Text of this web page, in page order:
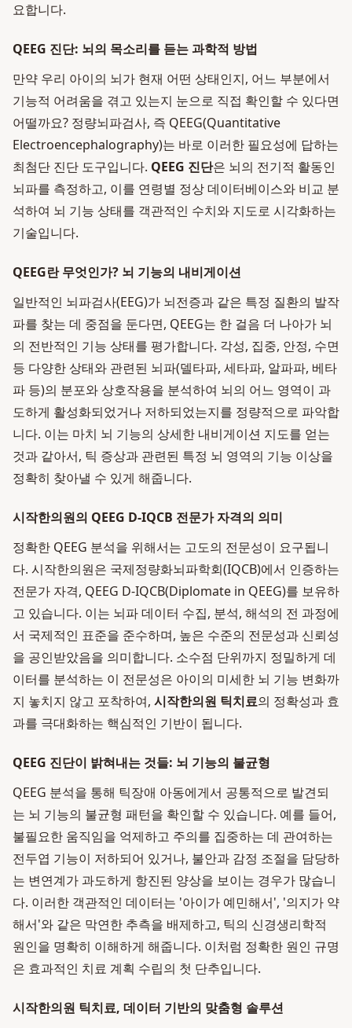
요합니다.
QEEG 진단: 뇌의 목소리를 듣는 과학적 방법
만약 우리 아이의 뇌가 현재 어떤 상태인지, 어느 부분에서
기능적 어려움을 겪고 있는지 눈으로 직접 확인할 수 있다면
어떨까요? 정량뇌파검사, 즉 QEEG(Quantitative
Electroencephalography)는 바로 이러한 필요성에 답하는
최첨단 진단 도구입니다. QEEG 진단은 뇌의 전기적 활동인
뇌파를 측정하고, 이를 연령별 정상 데이터베이스와 비교 분
석하여 뇌 기능 상태를 객관적인 수치와 지도로 시각화하는
기술입니다.
QEEG란 무엇인가? 뇌 기능의 내비게이션
일반적인 뇌파검사(EEG)가 뇌전증과 같은 특정 질환의 발작
파를 찾는 데 중점을 둔다면, QEEG는 한 걸음 더 나아가 뇌
의 전반적인 기능 상태를 평가합니다. 각성, 집중, 안정, 수면
등 다양한 상태와 관련된 뇌파(델타파, 세타파, 알파파, 베타
파 등)의 분포와 상호작용을 분석하여 뇌의 어느 영역이 과
도하게 활성화되었거나 저하되었는지를 정량적으로 파악합
니다. 이는 마치 뇌 기능의 상세한 내비게이션 지도를 얻는
것과 같아서, 틱 증상과 관련된 특정 뇌 영역의 기능 이상을
정확히 찾아낼 수 있게 해줍니다.
시작한의원의 QEEG D-IQCB 전문가 자격의 의미
정확한 QEEG 분석을 위해서는 고도의 전문성이 요구됩니
다. 시작한의원은 국제정량화뇌파학회(IQCB)에서 인증하는
전문가 자격, QEEG D-IQCB(Diplomate in QEEG)를 보유하
고 있습니다. 이는 뇌파 데이터 수집, 분석, 해석의 전 과정에
서 국제적인 표준을 준수하며, 높은 수준의 전문성과 신뢰성
을 공인받았음을 의미합니다. 소수점 단위까지 정밀하게 데
이터를 분석하는 이 전문성은 아이의 미세한 뇌 기능 변화까
지 놓치지 않고 포착하여, 시작한의원 틱치료의 정확성과 효
과를 극대화하는 핵심적인 기반이 됩니다.
QEEG 진단이 밝혀내는 것들: 뇌 기능의 불균형
QEEG 분석을 통해 틱장애 아동에게서 공통적으로 발견되
는 뇌 기능의 불균형 패턴을 확인할 수 있습니다. 예를 들어,
불필요한 움직임을 억제하고 주의를 집중하는 데 관여하는
전두엽 기능이 저하되어 있거나, 불안과 감정 조절을 담당하
는 변연계가 과도하게 항진된 양상을 보이는 경우가 많습니
다. 이러한 객관적인 데이터는 '아이가 예민해서', '의지가 약
해서'와 같은 막연한 추측을 배제하고, 틱의 신경생리학적
원인을 명확히 이해하게 해줍니다. 이처럼 정확한 원인 규명
은 효과적인 치료 계획 수립의 첫 단추입니다.
시작한의원 틱치료, 데이터 기반의 맞춤형 솔루션